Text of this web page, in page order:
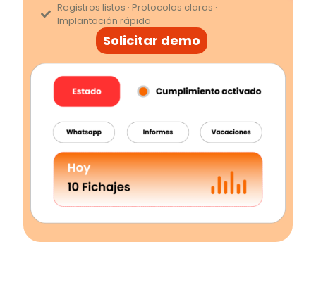
Registros listos · Protocolos claros ·
Implantación rápida
Solicitar demo